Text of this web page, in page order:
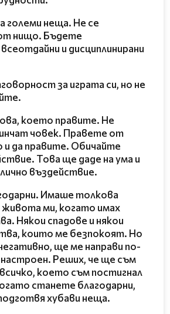
големи неща. Не се
нищо. Бъдете
и дисциплинирани
за играта си, но не
което правите. Не
човек. Правете от
и да правите. Обичайте
Това ще даде на ума и
въздействие.
Имаше толкова
живота ми, когато имах
Някои спадове и някои
които ме безпокоят. Но
ще ме направи по-
Реших, че ще съм
което съм постигнал
станете благодарни,
хубави неща.